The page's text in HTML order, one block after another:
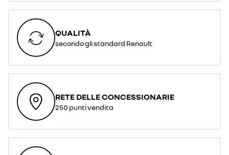
QUALITÀ
secondo gli standard Renault
RETE DELLE CONCESSIONARIE
250 punti vendita